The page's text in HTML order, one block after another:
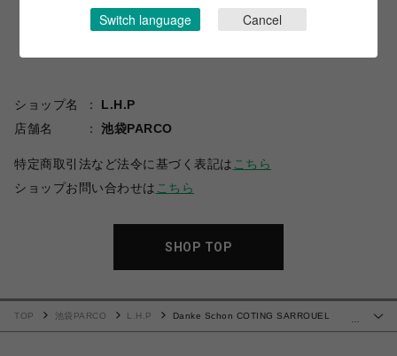
ショップ名
L.H.P
店舗名
池袋PARCO
特定商取引法など法令に基づく表記は こちら
ショップお問い合わせは こちら
SHOP TOP
…
TOP 池袋PARCO L.H.P
Danke Schon COTING SARROUEL
Switch language Cancel